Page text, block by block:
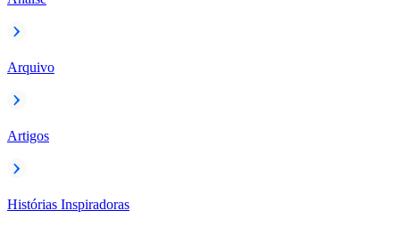
Arquivo
Artigos
Histórias Inspiradoras